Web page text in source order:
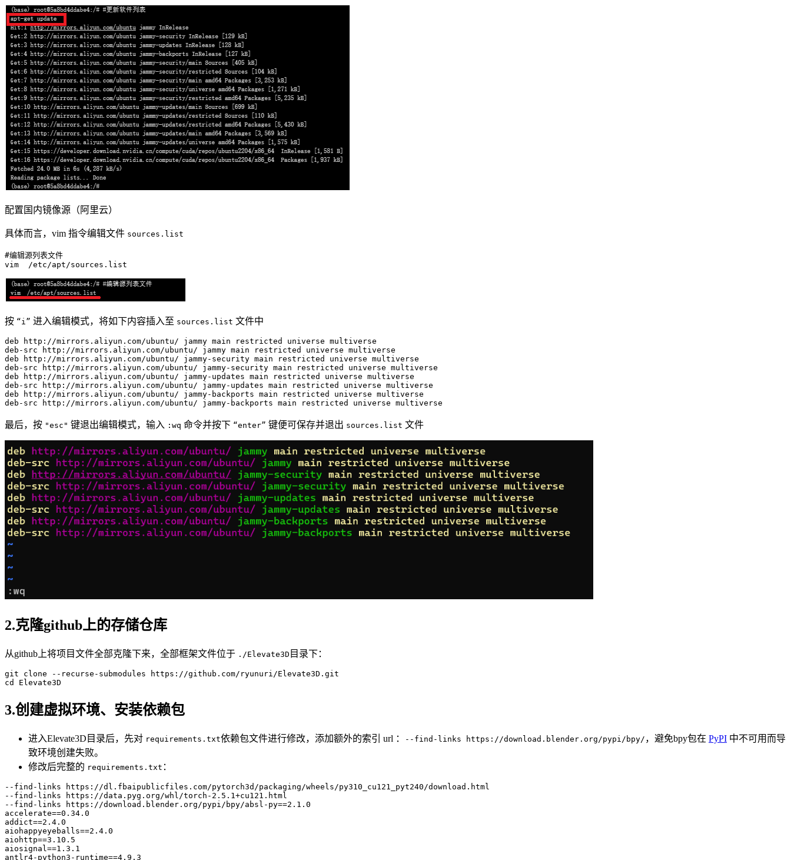
配置国内镜像源（阿里云）
具体而言，vim 指令编辑文件 sources.list
#编辑源列表文件
vim
按 “i” 进入编辑模式，将如下内容插入至 sources.list 文件中
deb http://mirrors.aliyun.com/ubuntu/ jammy main restricted universe multiverse
deb-src http://mirrors.aliyun.com/ubuntu/ jammy main restricted universe multiverse
deb http://mirrors.aliyun.com/ubuntu/ jammy-security main restricted universe multiverse
deb-src http://mirrors.aliyun.com/ubuntu/ jammy-security main restricted universe multiverse
deb http://mirrors.aliyun.com/ubuntu/ jammy-updates main restricted universe multiverse
deb-src http://mirrors.aliyun.com/ubuntu/ jammy-updates main restricted universe multiverse
deb http://mirrors.aliyun.com/ubuntu/ jammy-backports main restricted universe multiverse
最后，按 "esc" 键退出编辑模式，输入 :wq 命令并按下 “enter” 键便可保存并退出 sources.list 文件
2.克隆github上的存储仓库
从github上将项目文件全部克隆下来，全部框架文件位于 ./Elevate3D 目录下：
git clone --recurse-submodules https://github.com/ryunuri/Elevate3D.git
3.创建虚拟环境、安装依赖包
进入Elevate3D目录后，先对 requirements.txt依赖包文件进行修改，添加额外的索引 url ： --find-links https://download.blender.org/pypi/bpy/ ，避免bpy包在 PyPI 中不可用而导
致环境创建失败。
修改后完整的 requirements.txt ：
--find-links https://dl.fbaipublicfiles.com/pytorch3d/packaging/wheels/py310_cu121_pyt240/download.html
--find-links https://data.pyg.org/whl/torch-2.5.1+cu121.html
--find-links https://download.blender.org/pypi/bpy/absl-py==2.1.0
accelerate==0.34.0
addict==2.4.0
aiohappyeyeballs==2.4.0
aiohttp==3.10.5
aiosignal==1.3.1
antlr4-python3-runtime==4.9.3